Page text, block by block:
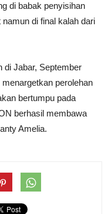
di babak penyisihan
di final kalah dari
di Jabar, September
perolehan
bertumpu pada
berhasil membawa
Amelia.